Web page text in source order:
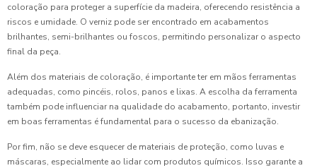
coloração para proteger a superfície da madeira, oferecendo resistência a
riscos e umidade. O verniz pode ser encontrado em acabamentos
brilhantes, semi-brilhantes ou foscos, permitindo personalizar o aspecto
final da peça.
Além dos materiais de coloração, é importante ter em mãos ferramentas
adequadas, como pincéis, rolos, panos e lixas. A escolha da ferramenta
também pode influenciar na qualidade do acabamento, portanto, investir
em boas ferramentas é fundamental para o sucesso da ebanização.
Por fim, não se deve esquecer de materiais de proteção, como luvas e
máscaras, especialmente ao lidar com produtos químicos. Isso garante a